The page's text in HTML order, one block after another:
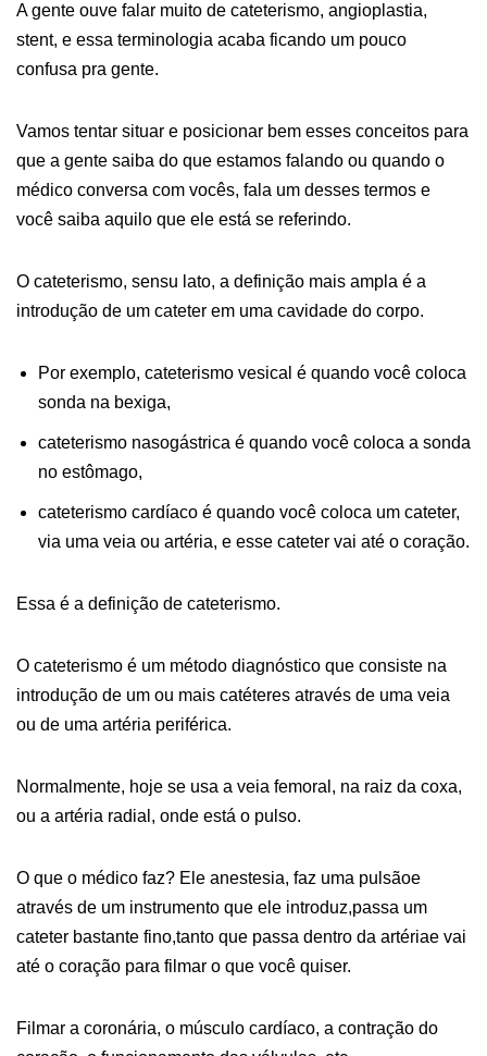
A gente ouve falar muito de cateterismo, angioplastia,
stent, e essa terminologia acaba ficando um pouco
confusa pra gente.
Vamos tentar situar e posicionar bem esses conceitos para
que a gente saiba do que estamos falando ou quando o
médico conversa com vocês, fala um desses termos e
você saiba aquilo que ele está se referindo.
O cateterismo, sensu lato, a definição mais ampla é a
introdução de um cateter em uma cavidade do corpo.
Por exemplo, cateterismo vesical é quando você coloca
sonda na bexiga,
cateterismo nasogástrica é quando você coloca a sonda
no estômago,
cateterismo cardíaco é quando você coloca um cateter,
via uma veia ou artéria, e esse cateter vai até o coração.
Essa é a definição de cateterismo.
O cateterismo é um método diagnóstico que consiste na
introdução de um ou mais catéteres através de uma veia
ou de uma artéria periférica.
Normalmente, hoje se usa a veia femoral, na raiz da coxa,
ou a artéria radial, onde está o pulso.
O que o médico faz? Ele anestesia, faz uma pulsãoe
através de um instrumento que ele introduz,passa um
cateter bastante fino,tanto que passa dentro da artériae vai
até o coração para filmar o que você quiser.
Filmar a coronária, o músculo cardíaco, a contração do